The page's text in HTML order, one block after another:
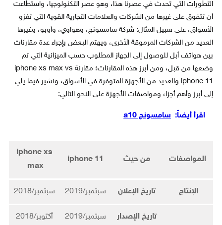
التطورات التي تحدث في عصرنا هذا، وهو عصر التكنولوجيا، واستطاعت
أن تتفوق على غيرها من الشركات والعلامات التجارية القوية التي تغزو
الأسواق، على سبيل المثال: شركة سامسونج، وهواوي، وأوبو، وغيرها
العديد من الشركات المرموقة الأخرى، ويهتم البعض بإجراء عدة مقارنات
بين هواتف أبل للوصول إلى الجهاز المطلوب حسب الميزانية التي تم
وضعها من قبل، ومن أبرز هذه المقارنات؛ مقارنة iphone xs max vs
iphone 11 والعديد من الأجهزة المتوفرة في الأسواق، ونشير فيما يلي
إلى أبرز وأهم أجزاء ومواصفات الأجهزة على النحو التالي:
اقرأ أيضاً: سامسونج a10
المواصفات من حيث iphone 11
iphone xs
max
الإنتاج تاريخ الإعلان سبتمبر/2019 سبتمبر/2018
تاريخ الإصدار سبتمبر/2019 أكتوبر/2018